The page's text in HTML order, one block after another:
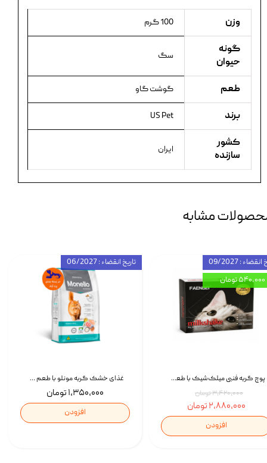
وزن 100 گرم
گونه
حیوان
سگ
طعم گوشت گاو
برند US Pet
کشور
سازنده
ایران
مشابه
غذای خشک گربه مونلو با طعم گوشت پرندگان و ماهی سالمون Monello Adult Hairball Control وزن 1 کیلوگرم
۱,۳۵۰,۰۰۰ تومان
افزودن
تاریخ انقضاء : 06/2027
پوچ گربه فنبی میلک‌شیک با طعم مرغ Faenbei Cat Milk Shake Pouch بسته 12 عددی
۳,۴۲۰,۰۰۰ تومان
۲,۸۸۰,۰۰۰ تومان
افزودن
: 09/2027
۵۴۰,۰۰۰ تومان